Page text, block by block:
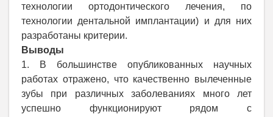
технологии ортодонтического лечения, по
технологии дентальной имплантации) и для них
разработаны критерии.
Выводы
1. В большинстве опубликованных научных
работах отражено, что качественно вылеченные
зубы при различных заболеваниях много лет
успешно функционируют рядом с